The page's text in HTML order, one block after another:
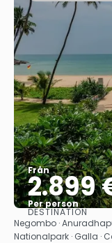
Från
2.899
Per person
DESTINATION
Negombo ·
Nationalpark · Galla ·